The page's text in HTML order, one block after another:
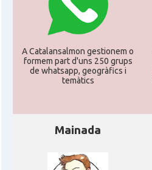
A Catalansalmon gestionem o
formem part d'uns 250 grups
de whatsapp, geogràfics i
temàtics
Mainada